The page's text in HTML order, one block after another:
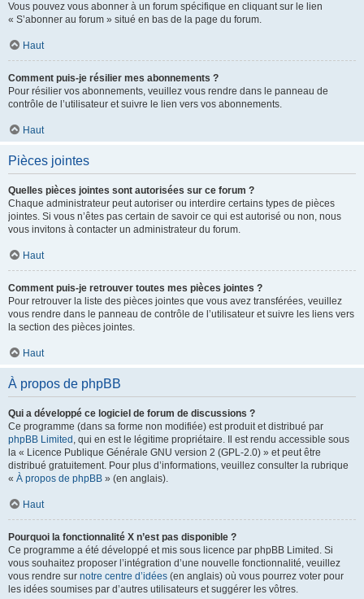
Vous pouvez vous abonner à un forum spécifique en cliquant sur le lien
« S’abonner au forum » situé en bas de la page du forum.
Haut
Comment puis-je résilier mes abonnements ?
Pour résilier vos abonnements, veuillez vous rendre dans le panneau de
contrôle de l’utilisateur et suivre le lien vers vos abonnements.
Haut
Pièces jointes
Quelles pièces jointes sont autorisées sur ce forum ?
Chaque administrateur peut autoriser ou interdire certains types de pièces
jointes. Si vous n’êtes pas certain de savoir ce qui est autorisé ou non, nous
vous invitons à contacter un administrateur du forum.
Haut
Comment puis-je retrouver toutes mes pièces jointes ?
Pour retrouver la liste des pièces jointes que vous avez transférées, veuillez
vous rendre dans le panneau de contrôle de l’utilisateur et suivre les liens vers
la section des pièces jointes.
Haut
À propos de phpBB
Qui a développé ce logiciel de forum de discussions ?
Ce programme (dans sa forme non modifiée) est produit et distribué par
phpBB Limited , qui en est le légitime propriétaire. Il est rendu accessible sous
la « Licence Publique Générale GNU version 2 (GPL-2.0) » et peut être
distribué gratuitement. Pour plus d’informations, veuillez consulter la rubrique
« À propos de phpBB » (en anglais).
Haut
Pourquoi la fonctionnalité X n’est pas disponible ?
Ce programme a été développé et mis sous licence par phpBB Limited. Si
vous souhaitez proposer l’intégration d’une nouvelle fonctionnalité, veuillez
vous rendre sur notre centre d’idées (en anglais) où vous pourrez voter pour
les idées soumises par d’autres utilisateurs et suggérer les vôtres.